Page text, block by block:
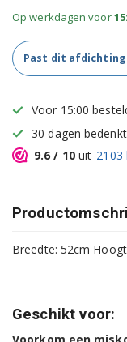
Op werkdagen voor
Past dit
Voor 15:00
30 dagen
9.6 / 10uit 2103
Breedte: 52cm
Geschikt voor: